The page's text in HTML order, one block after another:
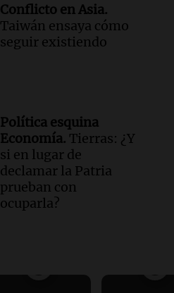
Conflicto en Asia.
Taiwán ensaya cómo
seguir existiendo
Política esquina
Economía. Tierras: ¿Y
si en lugar de
declamar la Patria
prueban con
ocuparla?